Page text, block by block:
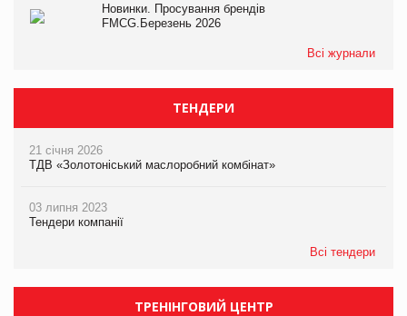
Новинки. Просування брендів
FMCG.Березень 2026
Всі журнали
ТЕНДЕРИ
21 січня 2026
ТДВ «Золотоніський маслоробний комбінат»
03 липня 2023
Тендери компанії
Всі тендери
ТРЕНІНГОВИЙ ЦЕНТР